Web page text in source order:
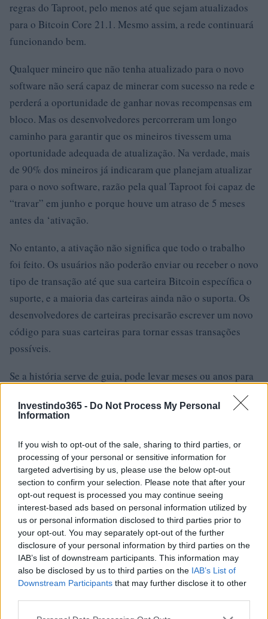
Investindo365 - Do Not Process My Personal
Information
If you wish to opt-out of the sale, sharing to third parties, or
processing of your personal or sensitive information for
targeted advertising by us, please use the below opt-out
section to confirm your selection. Please note that after your
opt-out request is processed you may continue seeing
interest-based ads based on personal information utilized by
us or personal information disclosed to third parties prior to
your opt-out. You may separately opt-out of the further
disclosure of your personal information by third parties on the
IAB’s list of downstream participants. This information may
also be disclosed by us to third parties on the IAB’s List of
Downstream Participants that may further disclose it to other
Please note that this website/app uses one or more Google
regras do Taproot, pelo menos até que sejam atualizados
para o Bitcoin Core 21.1. Mesmo assim, a rede continuará
funcionando bem.
Qualquer mineiro que não tenha atualizado para o novo
software não será capaz de minerar com sucesso na rede e
perderá a oportunidade de ganhar novas recompensas em
bloco. Mas os desenvolvedores percorreram um longo
caminho para garantir que os mineiros tivessem uma
oportunidade adequada de atualização. Na verdade, mais
de 90% dos mineiros já indicaram que planejam atualizar
para o novo software, razão pela qual Taproot foi capaz de
“travar” em junho e porque houve um atraso de 5 meses
antes da ‘ativação.
No entanto, a ativação não significa que todo o trabalho
foi feito. Os usuários não poderão enviar ou receber o novo
tipo de transação até que sua carteira Bitcoin específica o
suporte, e a maioria das carteiras ainda não o suporta. Os
desenvolvedores de carteiras precisarão escrever um novo
código para suas carteiras para tornar essas transações
possíveis.
Se a história serve de guia, pode levar meses ou anos para
as carteiras entrarem no trem. Demorou cerca de dois anos
para que a última atualização relativamente grande do
Sem mencionar que, embora o Taproot ofereça a opção de
casos de uso mais complicados (como fazer transações
privadas da Lightning Network que não parecem
diferentes das transações regulares), os desenvolvedores
ainda precisarão criar essas ferramentas e implementá-las
separadamente.
O principal a se manter em mente é que o Taproot
possibilitará novos desenvolvimentos e novas soluções.
Ele oferece aos desenvolvedores uma caixa de ferramentas
expandida para trabalhar à medida que continuam a